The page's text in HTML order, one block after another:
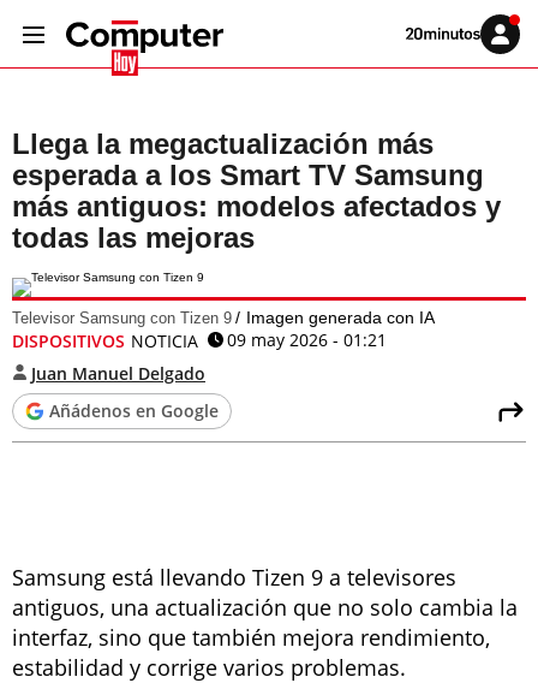
Volver
Iniciar
sesión
Llega la megactualización más
esperada a los Smart TV Samsung
más antiguos: modelos afectados y
todas las mejoras
Televisor Samsung con Tizen 9 Imagen generada con IA
DISPOSITIVOS NOTICIA
09 may 2026 - 01:21
Juan Manuel Delgado
Añádenos en Google
Samsung está llevando Tizen 9 a televisores
antiguos, una actualización que no solo cambia la
interfaz, sino que también mejora rendimiento,
estabilidad y corrige varios problemas.